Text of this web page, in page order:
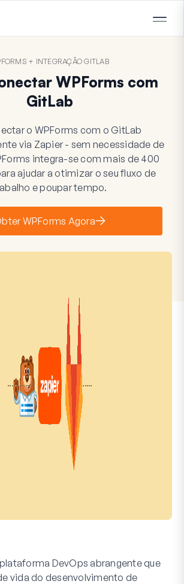
+ INTEGRAÇÃO GITLAB
WPForms com
GitLab
o WPForms com o GitLab
via Zapier - sem necessidade de
integra-se com mais de 400
ajudar a otimizar o seu fluxo de
e poupar tempo.
WPForms Agora
DevOps abrangente que
vida do desenvolvimento de